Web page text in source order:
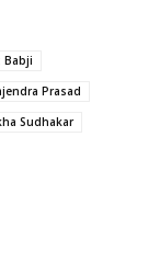
Babji
Prasad
Sudhakar